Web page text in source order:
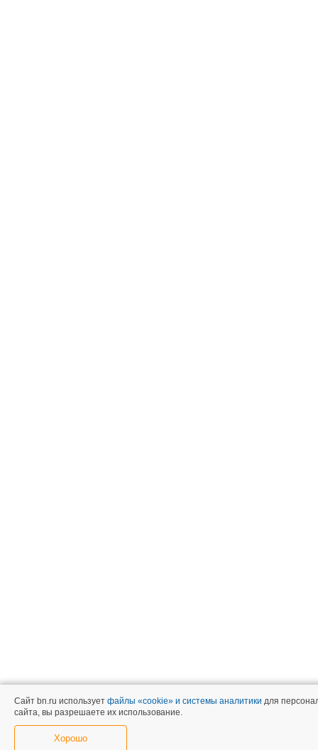
Сайт bn.ru использует файлы «cookie» и системы аналитики для
сайта, вы разрешаете их использование.
Хорошо